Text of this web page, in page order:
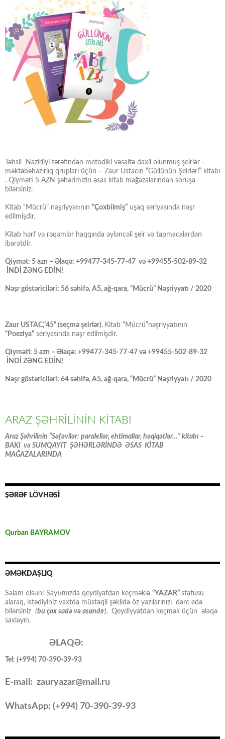
Təhsil Nazirliyi tərəfindən metodiki vəsaitə daxil olunmuş şeirlər –
məktəbəhazırlıq qrupları üçün – Zaur Ustacın “Güllünün Şeirləri” kitabı
. Qiyməti 5 AZN şəhərimizin əsas kitab mağazalarından soruşa
bilərsiniz.
Kitab “Mücrü” nəşriyyatının “Çoxbilmiş” uşaq seriyasında nəşr
edilmişdir.
Kitab hərf və rəqəmlər haqqında əyləncəli şeir və tapmacalardan
ibarətdir.
Qiymət: 5 azn – Əlaqə: +99477-345-77-47 və +99455-502-89-32
İNDİ ZƏNG EDİN!
Nəşr göstəriciləri: 56 səhifə, A5, ağ-qara, “Mücrü” Nəşriyyatı / 2020
Zaur USTAC,“45” (seçmə şeirlər). Kitab “Mücrü”nəşriyyatının
“Poeziya” seriyasında nəşr edilmişdir.
Qiyməti: 5 azn – Əlaqə: +99477-345-77-47 və +99455-502-89-32
İNDİ ZƏNG EDİN!
Nəşr göstəriciləri: 64 səhifə, A5, ağ-qara, “Mücrü” Nəşriyyatı / 2020
ARAZ ŞƏHRİLİNİN KİTABI
Araz Şəhrilinin “Səfəvilər: paralellər, ehtimallar, həqiqətlər…” kitabı –
BAKI və SUMQAYIT ŞƏHƏRLƏRİNDƏ ƏSAS KİTAB
MAĞAZALARINDA
ŞƏRƏF LÖVHƏSİ
Qurban BAYRAMOV
ƏMƏKDAŞLIQ
Salam olsun! Saytımızda qeydiyatdan keçməklə “YAZAR” statusu
alaraq, istədiyiniz vaxtda müstəqil şəkildə öz yazılarınızı dərc edə
bilərsiniz (bu çox sadə və asandır). Qeydiyyatdan keçmək üçün əlaqə
saxlayın.
ƏLAQƏ:
Tel: (+994) 70-390-39-93
E-mail: zauryazar@mail.ru
WhatsApp: (+994) 70-390-39-93